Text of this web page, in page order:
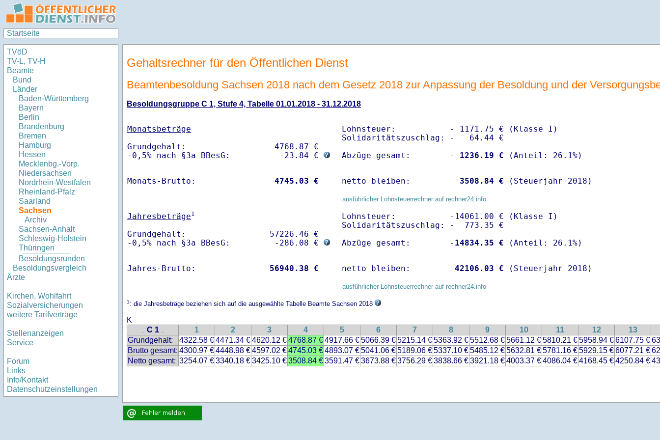
Startseite
TVöD
TV-L, TV-H
Beamte
Bund
Länder
Baden-Württemberg
Bayern
Berlin
Brandenburg
Bremen
Hamburg
Hessen
Mecklenbg.-Vorp.
Niedersachsen
Nordrhein-Westfalen
Rheinland-Pfalz
Saarland
Sachsen
Archiv
Sachsen-Anhalt
Schleswig-Holstein
Thüringen
Besoldungsrunden
Besoldungsvergleich
Ärzte
Kirchen, Wohlfahrt
Sozialversicherungen
weitere Tarifverträge
Stellenanzeigen
Service
Forum
Links
Info/Kontakt
Datenschutzeinstellungen
Gehaltsrechner für den Öffentlichen Dienst
Beamtenbesoldung Sachsen 2018 nach dem Gesetz 2018 zur Anpassung der Besoldung und der
Besoldungsgruppe C 1, Stufe 4, Tabelle 01.01.2018 - 31.12.2018
Monatsbeträge
Grundgehalt:                  4768.87 €
-0,5% nach §3a BBesG:          -23.84 €
Lohnsteuer:           - 1171.75 € (Klasse I)
Solidaritätszuschlag: -   64.44 €
Abzüge gesamt:        -
1236.19 €
Monats-Brutto: 4745.03 € netto bleiben: 3508.84 € (Steuerjahr 2018)
ausführlicher Lohnsteuerrechner auf rechner24.info
Jahresbeträge1
Grundgehalt:                 57226.46 €
-0,5% nach §3a BBesG:         -286.08 €
Lohnsteuer:           -14061.00 € (Klasse I)
Solidaritätszuschlag: -  773.35 €
Abzüge gesamt:        - 14834.35 €
Jahres-Brutto: 56940.38 € netto bleiben: 42106.03 € (Steuerjahr 2018)
ausführlicher Lohnsteuerrechner auf rechner24.info
1: die Jahresbeträge beziehen sich auf die ausgewählte Tabelle Beamte Sachsen 2018
K
.. C 1 .. 1 2 3 4 5 6 7 8 9 10 11 12
13
Grundgehalt:
4322.58 €4471.34 €4620.12 €4768.87 €4917.66 €5066.39 €5215.14 €5363.92 €5512.68 €5661.12 €5810.21 €5958.94 €6107.75 €
Brutto gesamt: 4300.97 €4448.98 €4597.02 €4745.03 €4893.07 €5041.06 €5189.06 €5337.10 €5485.12 €5632.81 €5781.16 €5929.15 €6077.21 €
Netto gesamt: 3254.07 €3340.18 €3425.10 €3508.84 €3591.47 €3673.88 €3756.29 €3838.66 €3921.18 €4003.37 €4086.04 €4168.45 €4250.84 €